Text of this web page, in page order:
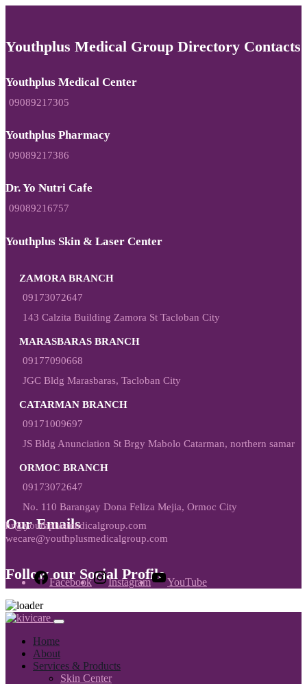
Youthplus Medical Group Directory Contacts
Youthplus Medical Center
09089217305
Youthplus Pharmacy
09089217386
Dr. Yo Nutri Cafe
09089216757
Youthplus Skin & Laser Center
ZAMORA BRANCH
09173072647
143 Calzita Building Zamora St Tacloban City
MARASBARAS BRANCH
09177090668
JGC Bldg Marasbaras, Tacloban City
CATARMAN BRANCH
09171009697
JS Bldg Anunciation St Brgy Mabolo Catarman, northern samar
ORMOC BRANCH
09173072647
No. 110 Barangay Dona Feliza Mejia, Ormoc City
Our Emails
hr@youthplusmedicalgroup.com
wecare@youthplusmedicalgroup.com
Follow our Social Profile
Facebook Instagram YouTube
Home
About
Services & Products
Skin Center